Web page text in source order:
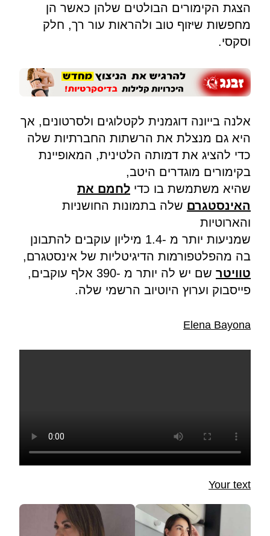
הצגת הקימורים הבולטים שלהן כאשר הן
מחפשות שיזוף טוב ולהראות עור רך, חלק
וסקסי.
אלנה בייונה דוגמנית לקטלוגים ולסרטונים, אך
היא גם מנצלת את הרשתות החברתיות שלה
כדי להציג את דמותה הלטינית, המאופיינת
בקימורים מוגדרים היטב,
שהיא משתמשת בו כדי לחמם את
האינסטגרם שלה בתמונות החושניות
והארוטיות
שמניעות יותר מ -1.4 מיליון עוקבים להתבונן
בה מהפלטפורמות הדיגיטליות של אינסטגרם,
טוויטר
שם יש לה יותר מ -390 אלף עוקבים,
פייסבוק וערוץ היוטיוב הרשמי שלה.
Elena Bayona
Your text